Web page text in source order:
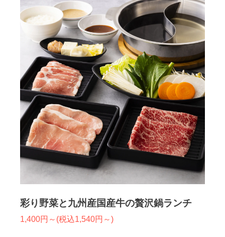
彩り野菜と九州産国産牛の贅沢鍋ランチ
1,400円～(税込1,540円～)